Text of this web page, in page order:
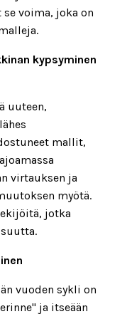
voima, joka on
kypsyminen
uuteen,
mallit,
virtauksen ja
myötä.
jotka
vuoden sykli on
ja itseään